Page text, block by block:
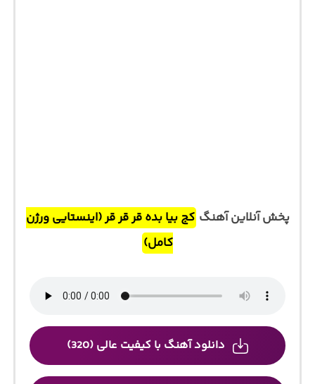
پخش آنلاین آهنگ کج بیا بده قر قر قر (اینستایی ورژن
کامل)
دانلود آهنگ با کیفیت عالی (320)